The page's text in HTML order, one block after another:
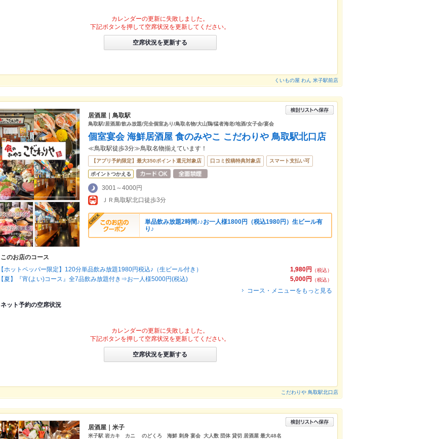
カレンダーの更新に失敗しました。
下記ボタンを押して空席状況を更新してください。
空席状況を更新する
くいもの屋 わん 米子駅前店
居酒屋｜鳥取駅
鳥取駅/居酒屋/飲み放題/完全個室あり/鳥取名物/大山鶏/猛者海老/地酒/女子会/宴会
個室宴会 海鮮居酒屋 食のみやこ こだわりや 鳥取駅北口店
≪鳥取駅徒歩3分≫鳥取名物揃えています！
【アプリ予約限定】最大350ポイント還元対象店 口コミ投稿特典対象店 スマート支払い可
ポイントつかえる
3001～4000円
ＪＲ鳥取駅北口徒歩3分
単品飲み放題2時間♪♪お一人様1800円（税込1980円）生ビール有
り♪
このお店のコース
1,980円
（税込）
【ホットペッパー限定】120分単品飲み放題1980円税込♪（生ビール付き）
5,000円
（税込）
【夏】『宵(よい)コース』全7品飲み放題付き⇒お一人様5000円(税込)
コース・メニューをもっと見る
ネット予約の空席状況
カレンダーの更新に失敗しました。
下記ボタンを押して空席状況を更新してください。
空席状況を更新する
こだわりや 鳥取駅北口店
居酒屋｜米子
米子駅 岩カキ カニ のどくろ 海鮮 刺身 宴会 大人数 団体 貸切 居酒屋 最大48名